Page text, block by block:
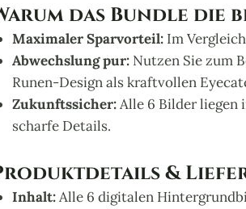
das Bundle die
Maximaler Sparvorteil:Im
Abwechslung pur:Nutzen Sie zum
Runen-Design als kraftvollen
Zukunftssicher:Alle 6 Bilder liegen
scharfe Details.
&
Inhalt:Alle 6 digitalen